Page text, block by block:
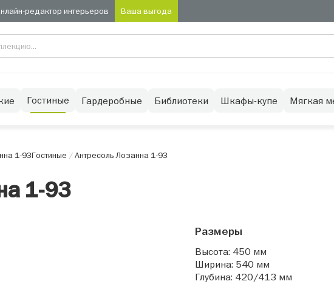
редактор интерьеров Ваша выгода
Гостиные Гардеробные Библиотеки Шкафы-купе Мягкая
1-93Гостиные /Антресоль Лозанна 1-93
1-93
Размеры
Высота: 450 мм
Ширина: 540 мм
Глубина: 420/413 мм